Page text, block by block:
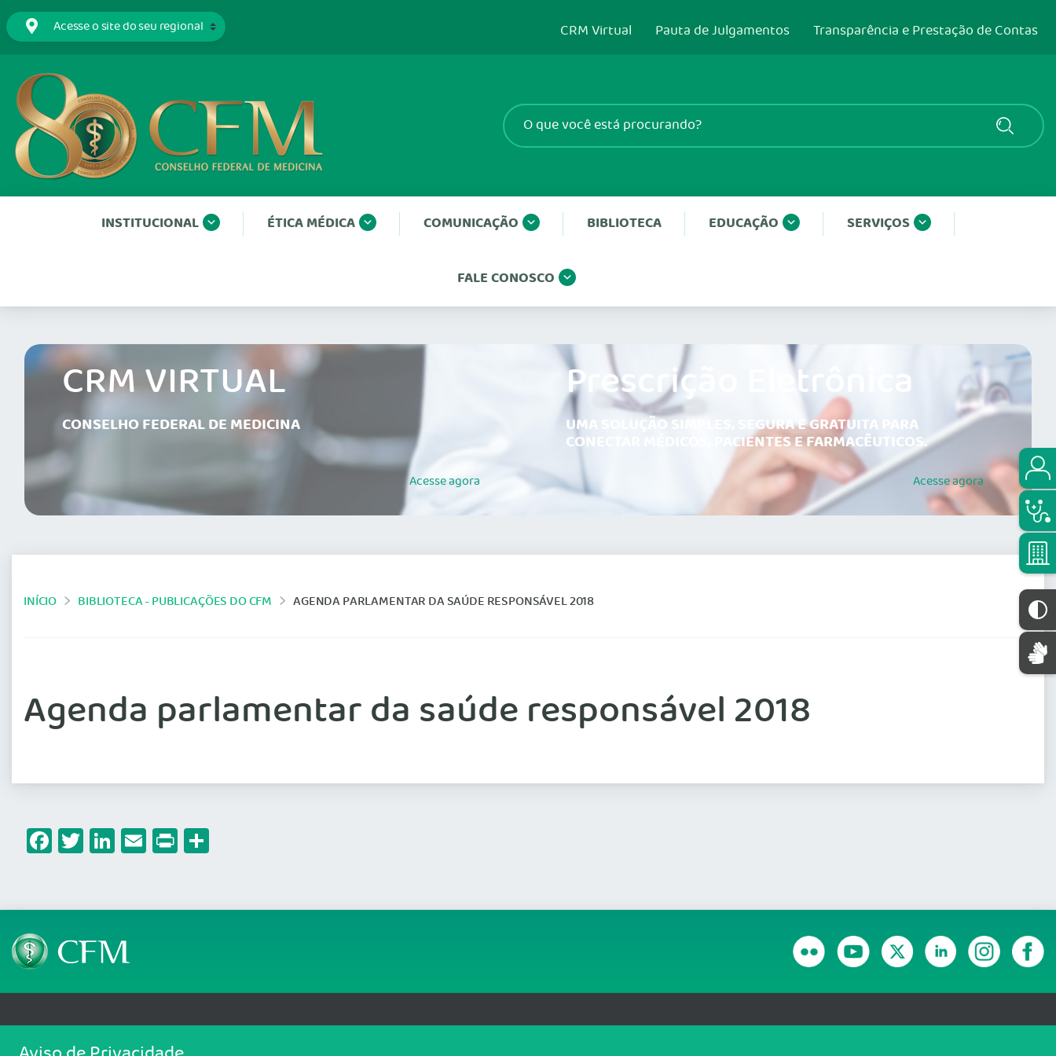
CRM Virtual Pauta de Julgamentos Transparência e Prestação de Contas
INSTITUCIONAL ÉTICA MÉDICA COMUNICAÇÃO BIBLIOTECA EDUCAÇÃO SERVIÇOS
FALE CONOSCO
CRM VIRTUAL
CONSELHO FEDERAL DE MEDICINA
Acesseagora
Prescrição Eletrônica
UMA SOLUÇÃO SIMPLES, SEGURA E GRATUITA PARA
CONECTAR MÉDICOS, PACIENTES E FARMACÊUTICOS.
Acesseagora
INÍCIO BIBLIOTECA - PUBLICAÇÕES DO CFM AGENDA PARLAMENTAR DA SAÚDE RESPONSÁVEL 2018
Agenda parlamentar da saúde responsável 2018
Facebook
Twitter
LinkedIn
Email
Print